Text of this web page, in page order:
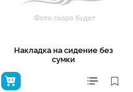
Накладка на сидение без
сумки